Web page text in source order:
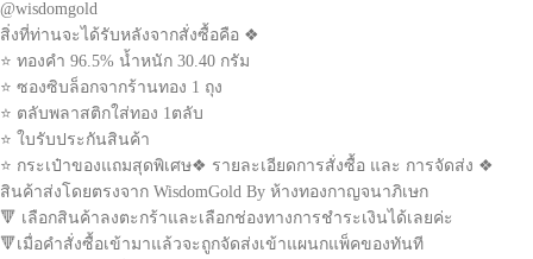
@wisdomgold
สิ่งที่ท่านจะได้รับหลังจากสั่งซื้อคือ ❖
⭐ ทองคำ 96.5% น้ำหนัก 30.40 กรัม
⭐ ซองซิบล็อกจากร้านทอง 1 ถุง
⭐ ตลับพลาสติกใส่ทอง 1ตลับ
⭐ ใบรับประกันสินค้า
⭐ กระเป๋าของแถมสุดพิเศษ❖ รายละเอียดการสั่งซื้อ และ การจัดส่ง ❖
สินค้าส่งโดยตรงจาก WisdomGold By ห้างทองกาญจนาภิเษก
🔻 เลือกสินค้าลงตะกร้าและเลือกช่องทางการชำระเงินได้เลยค่ะ
🔻เมื่อคำสั่งซื้อเข้ามาแล้วจะถูกจัดส่งเข้าแผนกแพ็คของทันที